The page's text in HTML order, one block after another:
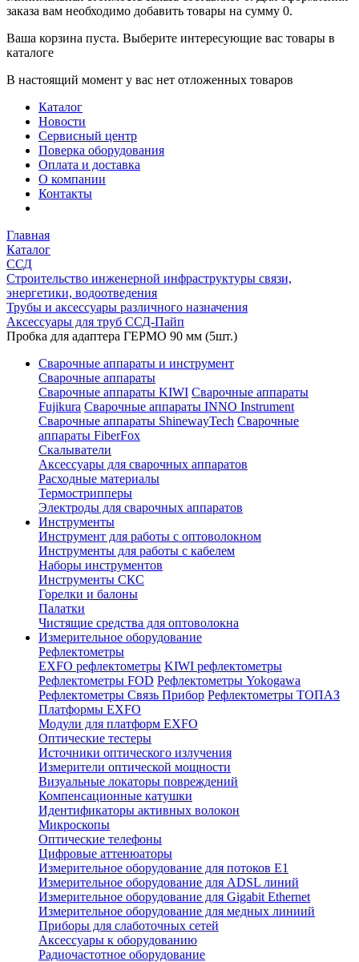
заказа вам необходимо добавить товары на сумму 0.
Ваша корзина пуста. Выберите интересующие вас товары в
каталоге
В настоящий момент у вас нет отложенных товаров
Каталог
Новости
Сервисный центр
Поверка оборудования
Оплата и доставка
О компании
Контакты
Главная
Каталог
ССД
Строительство инженерной инфраструктуры связи,
энергетики, водоотведения
Трубы и аксессуары различного назначения
Аксессуары для труб ССД-Пайп
Пробка для адаптера ГЕРМО 90 мм (5шт.)
Сварочные аппараты и инструмент
Сварочные аппараты
Сварочные аппараты KIWI Сварочные аппараты
Fujikura Сварочные аппараты INNO Instrument
Сварочные аппараты ShinewayTech Cварочные
аппараты FiberFox
Скалыватели
Аксессуары для сварочных аппаратов
Расходные материалы
Термострипперы
Электроды для сварочных аппаратов
Инструменты
Инструмент для работы с оптоволокном
Инструменты для работы с кабелем
Наборы инструментов
Инструменты СКС
Горелки и балоны
Палатки
Чистящие средства для оптоволокна
Измерительное оборудование
Рефлектометры
EXFO рефлектометры KIWI рефлектометры
Рефлектометры FOD Рефлектометры Yokogawa
Рефлектометры Связь Прибор Рефлектометры ТОПАЗ
Платформы EXFO
Модули для платформ EXFO
Оптические тестеры
Источники оптического излучения
Измерители оптической мощности
Визуальные локаторы повреждений
Компенсационные катушки
Идентификаторы активных волокон
Микроскопы
Оптические телефоны
Цифровые аттенюаторы
Измерительное оборудование для потоков Е1
Измерительное оборудование для ADSL линий
Измерительное оборудование для Gigabit Ethernet
Измерительное оборудование для медных линиий
Приборы для слаботочных сетей
Аксессуары к оборудованию
Радиочастотное оборудование